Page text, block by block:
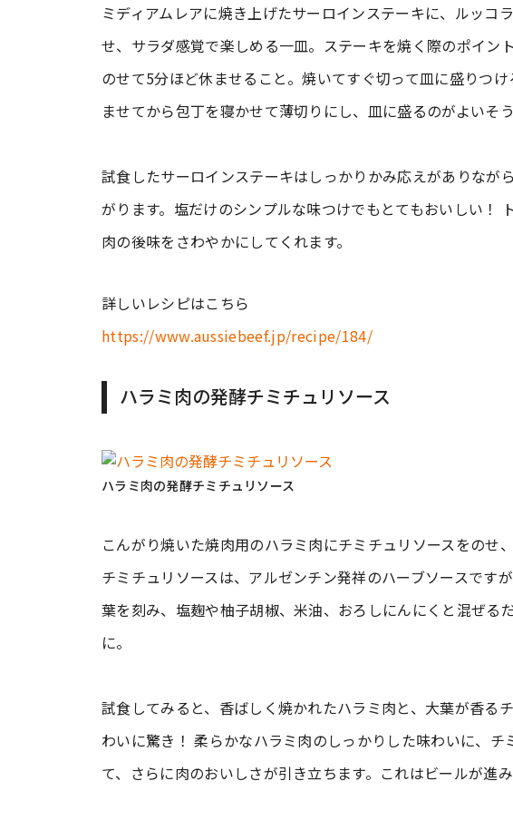
ミディアムレアに焼き上げたサーロインステーキに、ルッコ
せ、サラダ感覚で楽しめる一皿。ステーキを焼く際のポイン
のせて5分ほど休ませること。焼いてすぐ切って皿に盛りつ
ませてから包丁を寝かせて薄切りにし、皿に盛るのがよいそう
試食したサーロインステーキはしっかりかみ応えがありなが
がります。塩だけのシンプルな味つけでもとてもおいしい！
肉の後味をさわやかにしてくれます。
詳しいレシピはこちら
https://www.aussiebeef.jp/recipe/184/
ハラミ肉の発酵チミチュリソース
ハラミ肉の発酵チミチュリソース
こんがり焼いた焼肉用のハラミ肉にチミチュリソースをのせ
チミチュリソースは、アルゼンチン発祥のハーブソースです
葉を刻み、塩麹や柚子胡椒、米油、おろしにんにくと混ぜる
に。
試食してみると、香ばしく焼かれたハラミ肉と、大葉が香る
わいに驚き！ 柔らかなハラミ肉のしっかりした味わいに、
て、さらに肉のおいしさが引き立ちます。これはビールが進み